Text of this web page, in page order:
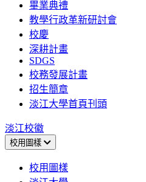
畢業典禮
教學行政革新研討會
校慶
深耕計畫
SDGS
校務發展計畫
招生簡章
淡江大學首頁刊頭
淡江校徽
校用圖樣
校用圖樣